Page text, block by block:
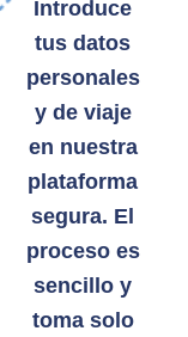
Introduce
tus datos
personales
y de viaje
en nuestra
plataforma
segura. El
proceso es
sencillo y
toma solo